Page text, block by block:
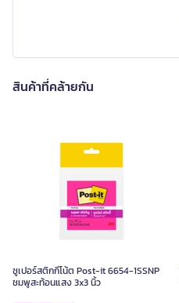
สินค้าที่คล้ายกัน
ซูเปอร์สติกกี้โน้ต Post-it 6654-1SSNP
ชมพูสะท้อนแสง 3x3 นิ้ว